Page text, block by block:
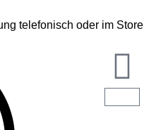
telefonisch oder im Store